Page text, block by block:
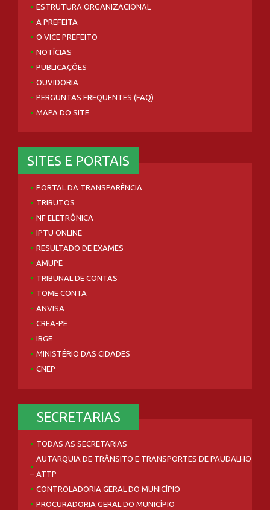
ESTRUTURA ORGANIZACIONAL
A PREFEITA
O VICE PREFEITO
NOTÍCIAS
PUBLICAÇÕES
OUVIDORIA
PERGUNTAS FREQUENTES (FAQ)
MAPA DO SITE
SITES E PORTAIS
PORTAL DA TRANSPARÊNCIA
TRIBUTOS
NF ELETRÔNICA
IPTU ONLINE
RESULTADO DE EXAMES
AMUPE
TRIBUNAL DE CONTAS
TOME CONTA
ANVISA
CREA-PE
IBGE
MINISTÉRIO DAS CIDADES
CNEP
SECRETARIAS
TODAS AS SECRETARIAS
AUTARQUIA DE TRÂNSITO E TRANSPORTES DE PAUDALHO
– ATTP
CONTROLADORIA GERAL DO MUNICÍPIO
PROCURADORIA GERAL DO MUNICÍPIO